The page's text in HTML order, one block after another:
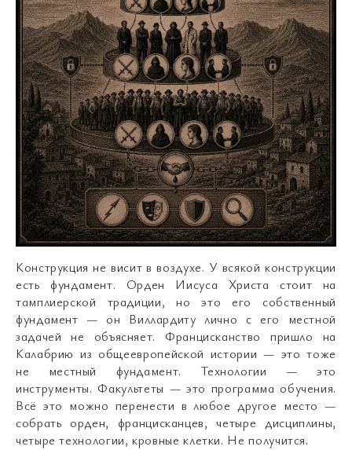
Конструкция не висит в воздухе. У всякой конструкции
есть фундамент. Орден Иисуса Христа стоит на
тамплиерской традиции, но это его собственный
фундамент — он Виллардиту лично с его местной
задачей не объясняет. Францисканство пришло на
Калабрию из общеевропейской истории — это тоже
не местный фундамент. Технологии — это
инструменты. Факультеты — это программа обучения.
Всё это можно перенести в любое другое место —
собрать орден, францисканцев, четыре дисциплины,
четыре технологии, кровные клетки. Не получится.